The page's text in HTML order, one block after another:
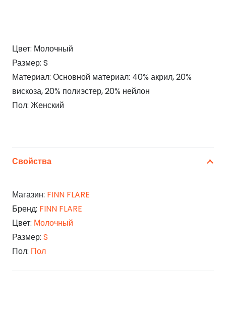
Цвет: Молочный
Размер: S
Материал: Основной материал: 40% акрил, 20%
вискоза, 20% полиэстер, 20% нейлон
Пол: Женский
Свойства
Магазин: FINN FLARE
Бренд: FINN FLARE
Цвет: Молочный
Размер: S
Пол: Пол